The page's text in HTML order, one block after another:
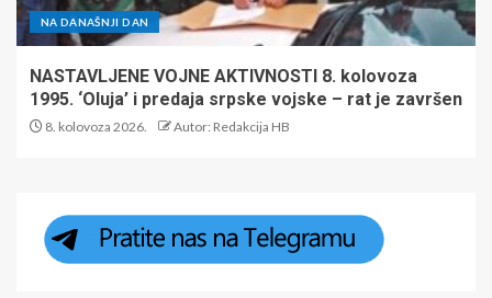
NA DANAŠNJI DAN
NASTAVLJENE VOJNE AKTIVNOSTI 8. kolovoza
1995. ‘Oluja’ i predaja srpske vojske – rat je završen
8. kolovoza 2026. Autor: Redakcija HB